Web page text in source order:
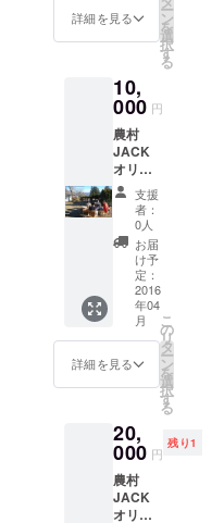
お届け
例） フ
リーラ
ンスな
んか諦
めて、
普通に
就職す
ること
にしま
した #
農村
JACK
http://s
ola-
factory.
sunnyd
ay.jp/N
り体験
できる
内容の
です。
なかな
か長野
に来れ
ない人
向け
に、野
菜の
セット
をお送
りでき
るよう
にして
いま
す。
詳細を見る ー
ン
を
選
択
す
る
10,
000 円
農村
JACK
オリジ
ナルス
テッ
カー
（現在
作成
中）
と、農
JACK
の拠点
とサー
ビスを
一ヶ月
利用で
きるチ
ケット
です。
一ヶ月
通う
支援
者：
0人
お届
け予
定：
2016
年04
月
詳細を見る
こ
の
リ
タ
ー
ン
を
選
択
す
る
20,
000 円
残り1
農村
JACK
オリジ